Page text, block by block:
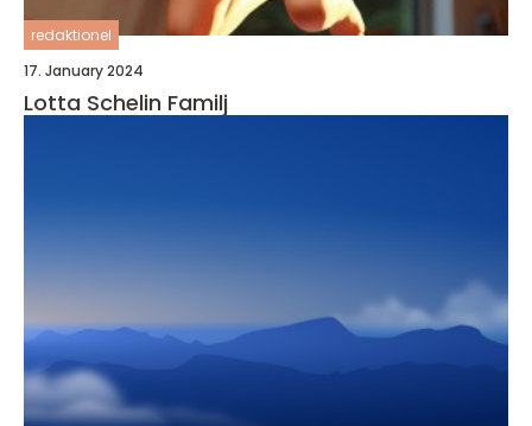
redaktionel
17. January 2024
Lotta Schelin Familj